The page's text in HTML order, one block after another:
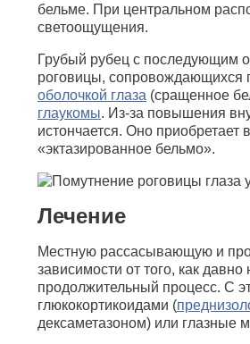
бельме. При центральном
светоощущения.
Грубый рубец с последующим
роговицы, сопровождающихся
оболочкой глаза (сращенное
глаукомы. Из-за повышения
истончается. Оно
«эктазированное бельмо».
Лечение
Местную рассасывающую и
зависимости от того, как
продолжительный процесс. С
глюкокортикоидами (
дексаметазоном) или глазные